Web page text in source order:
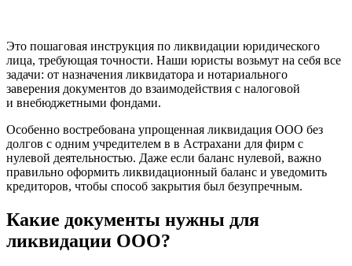
Это пошаговая инструкция по ликвидации юридического
лица, требующая точности. Наши юристы возьмут на себя все
задачи: от назначения ликвидатора и нотариального
заверения документов до взаимодействия с налоговой
и внебюджетными фондами.
Особенно востребована упрощенная ликвидация ООО без
долгов с одним учредителем в в Астрахани для фирм с
нулевой деятельностью. Даже если баланс нулевой, важно
правильно оформить ликвидационный баланс и уведомить
кредиторов, чтобы способ закрытия был безупречным.
Какие документы нужны для
ликвидации ООО?